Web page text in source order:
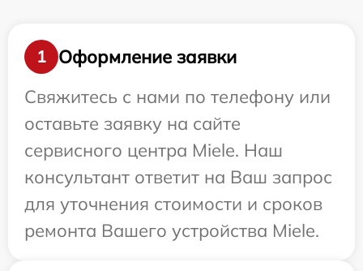
1
Оформление заявки
Свяжитесь с нами по телефону или
оставьте заявку на сайте
сервисного центра Miele. Наш
консультант ответит на Ваш запрос
для уточнения стоимости и сроков
ремонта Вашего устройства Miele.